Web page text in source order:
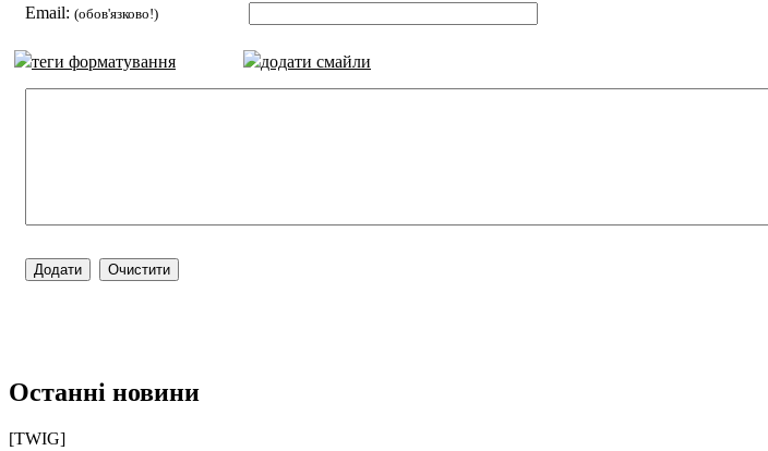
Email: (обов'язково!)
теги форматування додати смайли
Останні новини
[TWIG]